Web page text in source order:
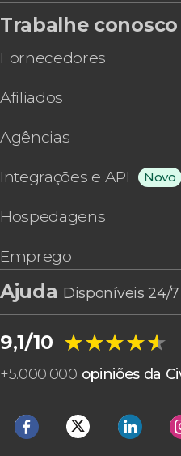
Trabalhe conosco
Fornecedores
Afiliados
Agências
Integrações e API Novo
Hospedagens
Emprego
Ajuda Disponíveis 24/7
9,1/10 ★★★★★
★★★★★
+5.000.000 opiniões da